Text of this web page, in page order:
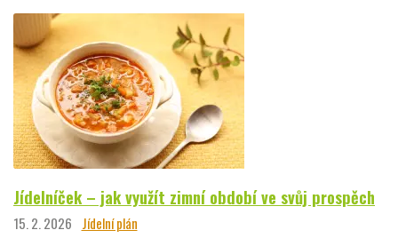
Jídelníček – jak využít zimní období ve svůj prospěch
15. 2. 2026 Jídelní plán